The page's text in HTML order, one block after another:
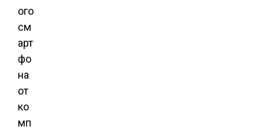
ого
см
арт
фо
на
от
ко
мп